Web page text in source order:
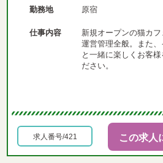
勤務地 原宿
仕事内容
新規オープンの猫カ
運営管理全般。また
と一緒に楽しくお客様
ださい。
求人番号/421 この求人